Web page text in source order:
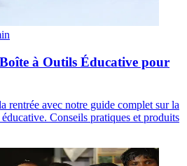
à Outils Éducative pour
rentrée avec notre guide complet sur la
Conseils pratiques et produits